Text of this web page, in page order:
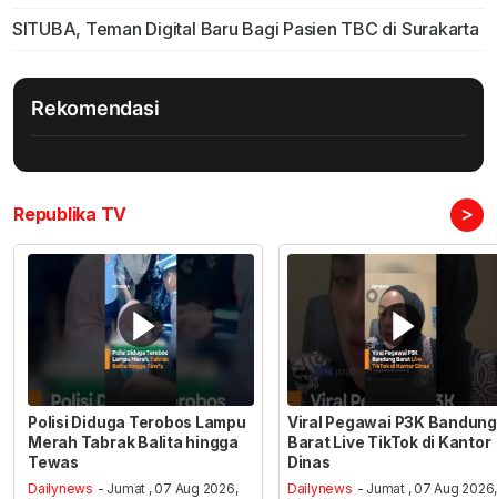
SITUBA, Teman Digital Baru Bagi Pasien TBC di Surakarta
Rekomendasi
Republika TV >
Polisi Diduga Terobos Lampu
Merah Tabrak Balita hingga
Tewas
Dailynews - Jumat , 07 Aug 2026,
Viral Pegawai P3K Bandung
Barat Live TikTok di Kantor
Dinas
Dailynews - Jumat , 07 Aug 2026,